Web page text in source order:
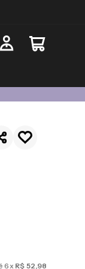
TODO O SITE
6x R$ 52,98